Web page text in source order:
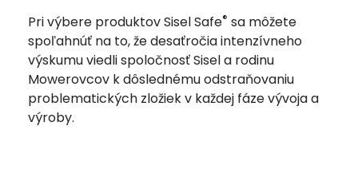
Pri výbere produktov Sisel Safe® sa môžete
spoľahnúť na to, že desaťročia intenzívneho
výskumu viedli spoločnosť Sisel a rodinu
Mowerovcov k dôslednému odstraňovaniu
problematických zložiek v každej fáze vývoja a
výroby.